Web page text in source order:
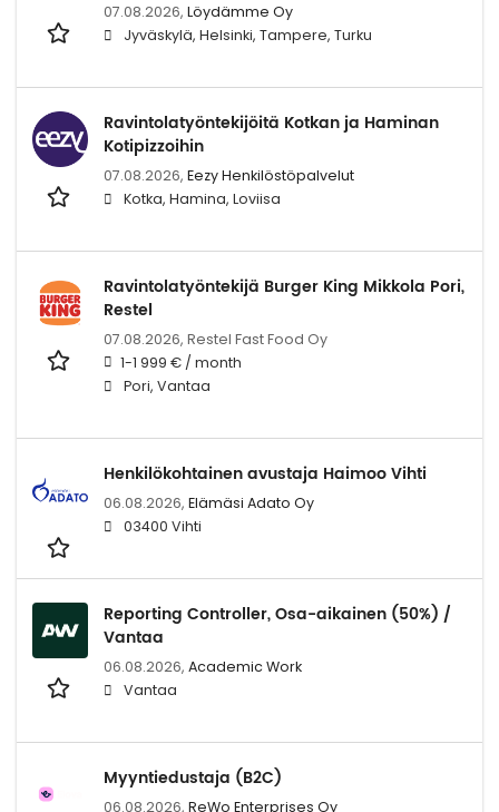
07.08.2026, Löydämme Oy
Jyväskylä, Helsinki, Tampere, Turku
Ravintolatyöntekijöitä Kotkan ja Haminan
Kotipizzoihin
07.08.2026, Eezy Henkilöstöpalvelut
Kotka, Hamina, Loviisa
Ravintolatyöntekijä Burger King Mikkola Pori,
Restel
07.08.2026, Restel Fast Food Oy
1-1 999 € / month
Pori, Vantaa
Henkilökohtainen avustaja Haimoo Vihti
06.08.2026, Elämäsi Adato Oy
03400 Vihti
Reporting Controller, Osa-aikainen (50%) /
Vantaa
06.08.2026, Academic Work
Vantaa
Myyntiedustaja (B2C)
06.08.2026, ReWo Enterprises Oy